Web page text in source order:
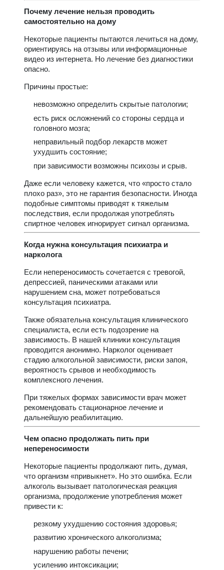
Почему лечение нельзя проводить
самостоятельно на дому
Некоторые пациенты пытаются лечиться на дому,
ориентируясь на отзывы или информационные
видео из интернета. Но лечение без диагностики
опасно.
Причины простые:
невозможно определить скрытые патологии;
есть риск осложнений со стороны сердца и
головного мозга;
неправильный подбор лекарств может
ухудшить состояние;
при зависимости возможны психозы и срыв.
Даже если человеку кажется, что «просто стало
плохо раз», это не гарантия безопасности. Иногда
подобные симптомы приводят к тяжелым
последствия, если продолжая употреблять
спиртное человек игнорирует сигнал организма.
Когда нужна консультация психиатра и
нарколога
Если непереносимость сочетается с тревогой,
депрессией, паническими атаками или
нарушением сна, может потребоваться
консультация психиатра.
Также обязательна консультация клинического
специалиста, если есть подозрение на
зависимость. В нашей клиники консультация
проводится анонимно. Нарколог оценивает
стадию алкогольной зависимости, риски запоя,
вероятность срывов и необходимость
комплексного лечения.
При тяжелых формах зависимости врач может
рекомендовать стационарное лечение и
дальнейшую реабилитацию.
Чем опасно продолжать пить при
непереносимости
Некоторые пациенты продолжают пить, думая,
что организм «привыкнет». Но это ошибка. Если
алкоголь вызывает патологическая реакция
организма, продолжение употребления может
привести к:
резкому ухудшению состояния здоровья;
развитию хронического алкоголизма;
нарушению работы печени;
усилению интоксикации;